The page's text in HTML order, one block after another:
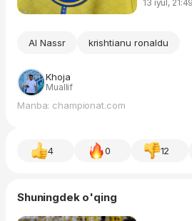
13 iyul, 21:49
Al Nassr krishtianu ronaldu
Khoja
Muallif
Manba: championat.com
4 0 12
Shuningdek o'qing